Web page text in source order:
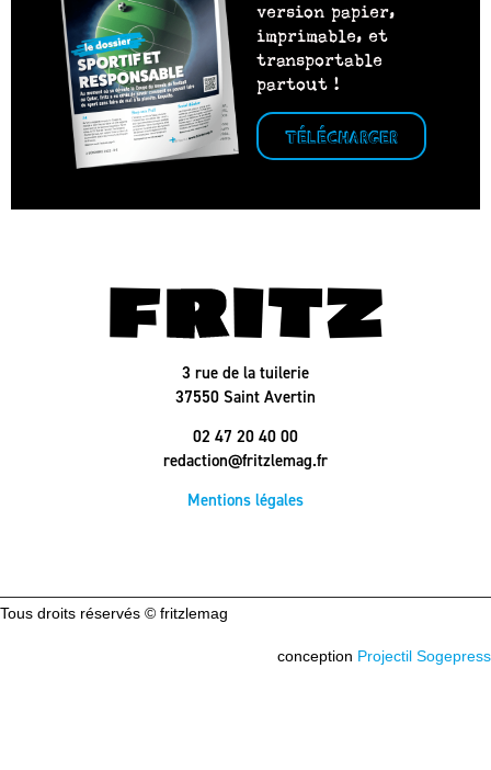
version papier,
imprimable, et
transportable
partout !
TÉLÉCHARGER
3 rue de la tuilerie
37550 Saint Avertin
02 47 20 40 00
redaction@fritzlemag.fr
Mentions légales
Tous droits réservés © fritzlemag
conception Projectil Sogepress